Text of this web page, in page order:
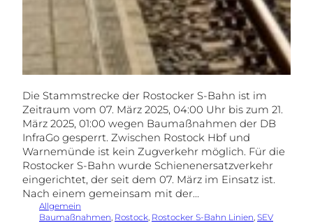
Die Stammstrecke der Rostocker S-Bahn ist im
Zeitraum vom 07. März 2025, 04:00 Uhr bis zum 21.
März 2025, 01:00 wegen Baumaßnahmen der DB
InfraGo gesperrt. Zwischen Rostock Hbf und
Warnemünde ist kein Zugverkehr möglich. Für die
Rostocker S-Bahn wurde Schienenersatzverkehr
eingerichtet, der seit dem 07. März im Einsatz ist.
Nach einem gemeinsam mit der…
Allgemein
Baumaßnahmen Rostock Rostocker S-Bahn Linien SEV